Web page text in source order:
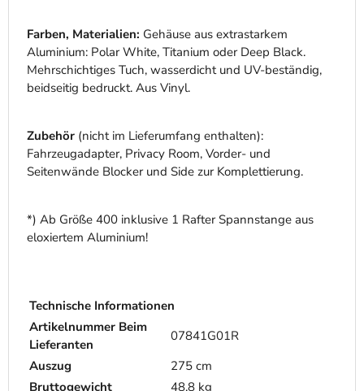
Farben, Materialien: Gehäuse aus extrastarkem
Aluminium: Polar White, Titanium oder Deep Black.
Mehrschichtiges Tuch, wasserdicht und UV-beständig,
beidseitig bedruckt. Aus Vinyl.
Zubehör(nicht im Lieferumfang enthalten):
Fahrzeugadapter, Privacy Room, Vorder- und
Seitenwände Blocker und Side zur Komplettierung.
*) Ab Größe 400 inklusive 1 Rafter Spannstange aus
eloxiertem Aluminium!
Technische Informationen
Artikelnummer Beim
Lieferanten
07841G01R
Auszug
275 cm
Bruttogewicht
48,8 kg